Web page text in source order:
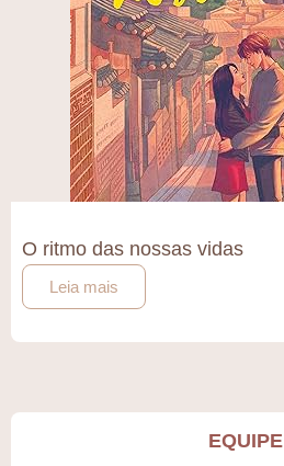
O ritmo das nossas vidas
Leia mais
EQUIPE